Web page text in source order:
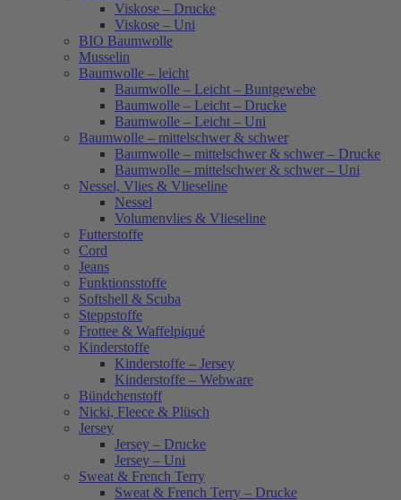
Viskose – Drucke
Viskose – Uni
BIO Baumwolle
Musselin
Baumwolle – leicht
Baumwolle – Leicht – Buntgewebe
Baumwolle – Leicht – Drucke
Baumwolle – Leicht – Uni
Baumwolle – mittelschwer & schwer
Baumwolle – mittelschwer & schwer – Drucke
Baumwolle – mittelschwer & schwer – Uni
Nessel, Vlies & Vlieseline
Nessel
Volumenvlies & Vlieseline
Futterstoffe
Cord
Jeans
Funktionsstoffe
Softshell & Scuba
Steppstoffe
Frottee & Waffelpiqué
Kinderstoffe
Kinderstoffe – Jersey
Kinderstoffe – Webware
Bündchenstoff
Nicki, Fleece & Plüsch
Jersey
Jersey – Drucke
Jersey – Uni
Sweat & French Terry
Sweat & French Terry – Drucke